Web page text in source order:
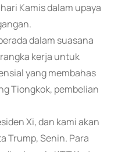
Kamis dalam upaya
dalam suasana
kerja untuk
yang membahas
Tiongkok, pembelian
Xi, dan kami akan
Trump, Senin. Para